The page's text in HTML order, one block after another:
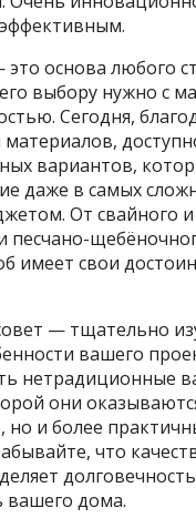
основа любого
выбору нужно с
Сегодня,
материалов,
вариантов,
даже в самых
От свайного
песчано-
имеет свои
— тщательно
вашего
нетрадиционные
они
но и более
что
вашего дома.